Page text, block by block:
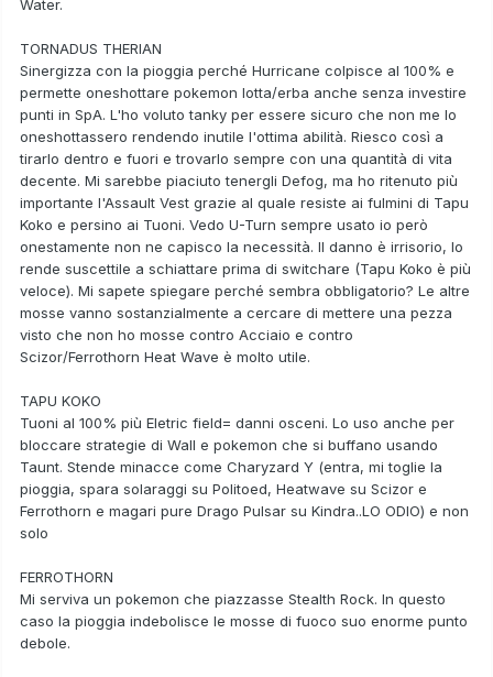
Water.
TORNADUS THERIAN
Sinergizza con la pioggia perché Hurricane colpisce al 100% e
permette oneshottare pokemon lotta/erba anche senza investire
punti in SpA. L'ho voluto tanky per essere sicuro che non me lo
oneshottassero rendendo inutile l'ottima abilità. Riesco così a
tirarlo dentro e fuori e trovarlo sempre con una quantità di vita
decente. Mi sarebbe piaciuto tenergli Defog, ma ho ritenuto più
importante l'Assault Vest grazie al quale resiste ai fulmini di Tapu
Koko e persino ai Tuoni. Vedo U-Turn sempre usato io però
onestamente non ne capisco la necessità. Il danno è irrisorio, lo
rende suscettile a schiattare prima di switchare (Tapu Koko è più
veloce). Mi sapete spiegare perché sembra obbligatorio? Le altre
mosse vanno sostanzialmente a cercare di mettere una pezza
visto che non ho mosse contro Acciaio e contro
Scizor/Ferrothorn Heat Wave è molto utile.
TAPU KOKO
Tuoni al 100% più Eletric field= danni osceni. Lo uso anche per
bloccare strategie di Wall e pokemon che si buffano usando
Taunt. Stende minacce come Charyzard Y (entra, mi toglie la
pioggia, spara solaraggi su Politoed, Heatwave su Scizor e
Ferrothorn e magari pure Drago Pulsar su Kindra..LO ODIO) e non
solo
FERROTHORN
Mi serviva un pokemon che piazzasse Stealth Rock. In questo
caso la pioggia indebolisce le mosse di fuoco suo enorme punto
debole.